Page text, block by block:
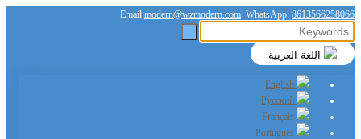
Email:modern@wzmodern.com WhatsApp: 8613566258066